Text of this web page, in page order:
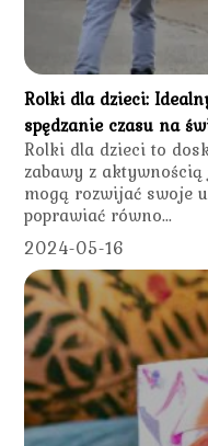
Rolki dla dzieci:
spędzanie czasu na
Rolki dla dzieci to
zabawy z
mogą rozwijać swoje
poprawiać równo...
2024-05-16